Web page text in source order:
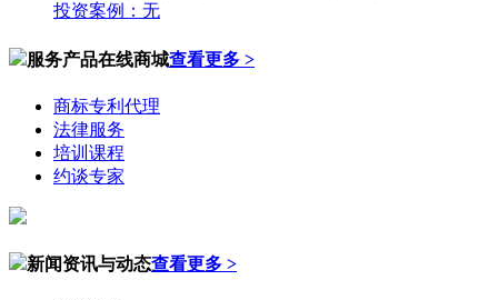
投资案例：无
服务产品在线商城查看更多 >
商标专利代理
法律服务
培训课程
约谈专家
新闻资讯与动态查看更多 >